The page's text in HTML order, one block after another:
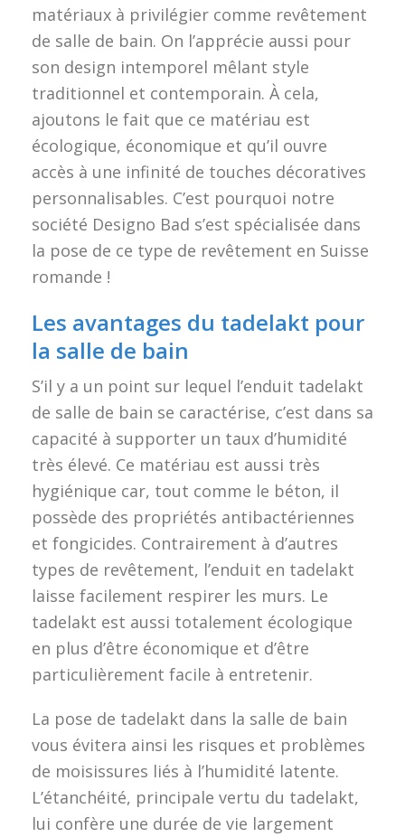
matériaux à privilégier comme revêtement
de salle de bain. On l’apprécie aussi pour
son design intemporel mêlant style
traditionnel et contemporain. À cela,
ajoutons le fait que ce matériau est
écologique, économique et qu’il ouvre
accès à une infinité de touches décoratives
personnalisables. C’est pourquoi notre
société Designo Bad s’est spécialisée dans
la pose de ce type de revêtement en Suisse
romande !
Les avantages du tadelakt pour
la salle de bain
S’il y a un point sur lequel l’enduit tadelakt
de salle de bain se caractérise, c’est dans sa
capacité à supporter un taux d’humidité
très élevé. Ce matériau est aussi très
hygiénique car, tout comme le béton, il
possède des propriétés antibactériennes
et fongicides. Contrairement à d’autres
types de revêtement, l’enduit en tadelakt
laisse facilement respirer les murs. Le
tadelakt est aussi totalement écologique
en plus d’être économique et d’être
particulièrement facile à entretenir.
La pose de tadelakt dans la salle de bain
vous évitera ainsi les risques et problèmes
de moisissures liés à l’humidité latente.
L’étanchéité, principale vertu du tadelakt,
lui confère une durée de vie largement